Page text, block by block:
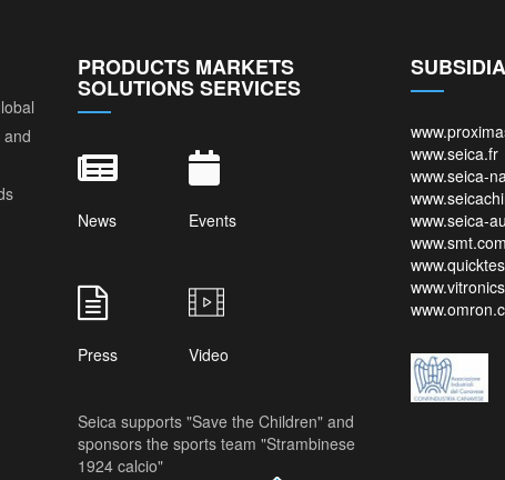
PRODUCTS MARKETS
SOLUTIONS SERVICES
News Events
Press Video
Seica supports "Save the Children" and
sponsors the sports team "Strambinese
1924 calcio"
www.seica.fr
www.seica-
www.seica-